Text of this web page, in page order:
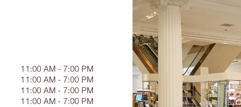
11:00 AM - 7:00 PM
11:00 AM - 7:00 PM
11:00 AM - 7:00 PM
11:00 AM - 7:00 PM